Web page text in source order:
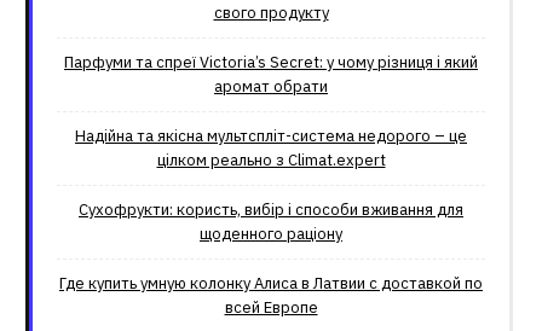
свого продукту
Парфуми та спреї Victoria’s Secret: у чому різниця і який
аромат обрати
Надійна та якісна мультспліт-система недорого – це
цілком реально з Climat.еxpert
Сухофрукти: користь, вибір і способи вживання для
щоденного раціону
Где купить умную колонку Алиса в Латвии с доставкой по
всей Европе